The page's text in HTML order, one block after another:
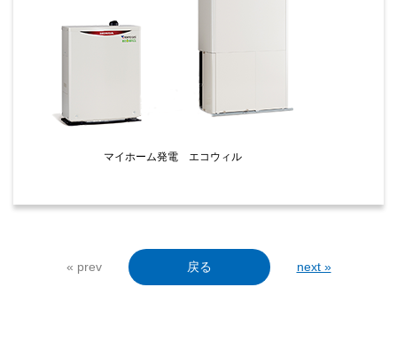
マイホーム発電 エコウィル
« prev 戻る next »